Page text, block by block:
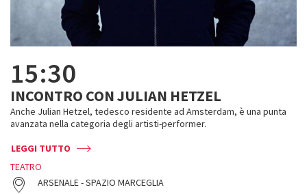
15:30
INCONTRO CON JULIAN HETZEL
Anche Julian Hetzel, tedesco residente ad Amsterdam, è una punta
avanzata nella categoria degli artisti-performer.
LEGGI TUTTO
TEATRO
ARSENALE - SPAZIO MARCEGLIA